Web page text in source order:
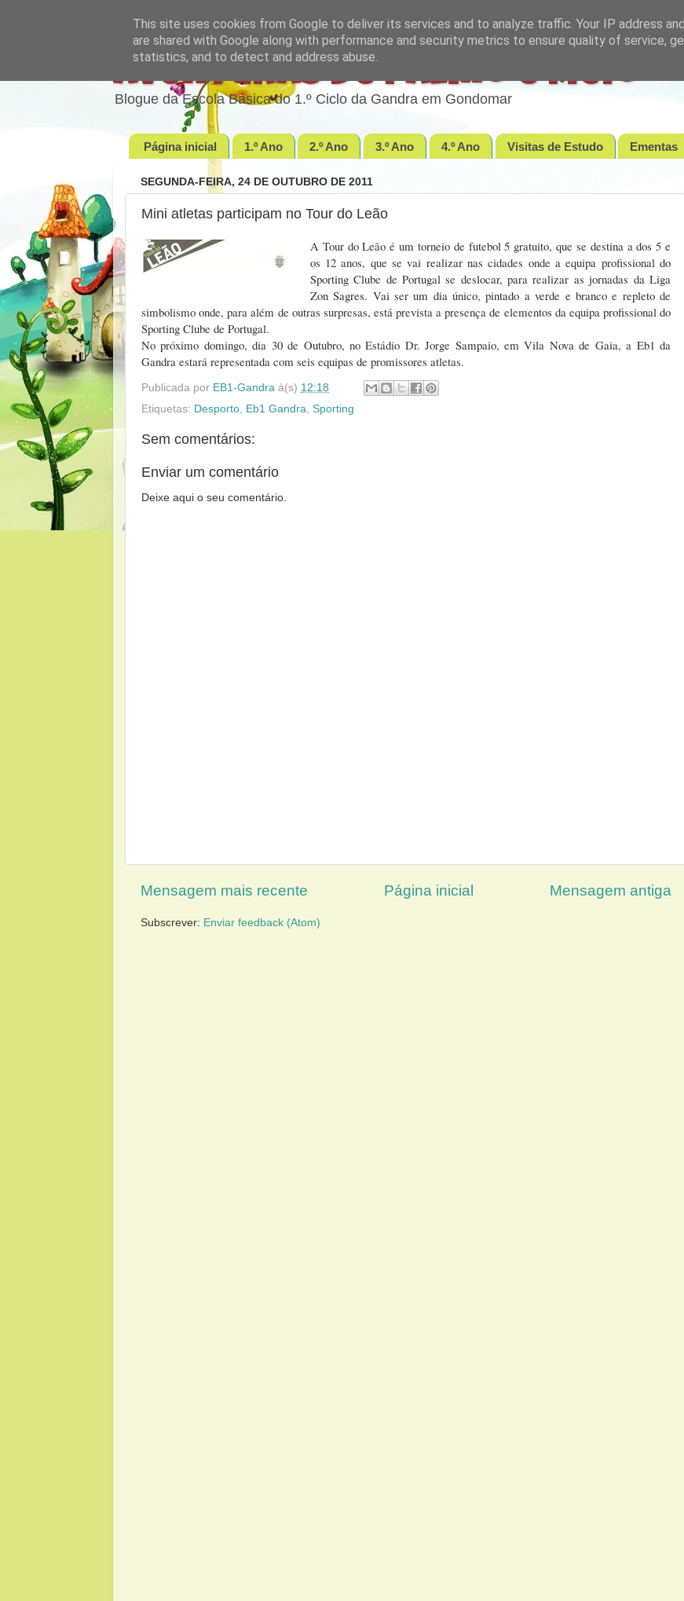
Aventuras de Palmo e Meio
Blogue da Escola Básica do 1.º Ciclo da Gandra em Gondomar
Página inicial 1.º Ano 2.º Ano 3.º Ano 4.º Ano Visitas de Estudo Ementas
SEGUNDA-FEIRA, 24 DE OUTUBRO DE 2011
Mini atletas participam no Tour do Leão
A Tour do Leão é um torneio de futebol 5 gratuito, que se destina a dos 5 e
os 12 anos, que se vai realizar nas cidades onde a equipa profissional do
Sporting Clube de Portugal se deslocar, para realizar as jornadas da Liga
Zon Sagres. Vai ser um dia único, pintado a verde e branco e repleto de
simbolismo onde, para além de outras surpresas, está prevista a presença de elementos da equipa profissional do
Sporting Clube de Portugal.
No próximo domingo, dia 30 de Outubro, no Estádio Dr. Jorge Sampaio, em Vila Nova de Gaia, a Eb1 da
Gandra estará representada com seis equipas de promissores atletas.
Publicada por EB1-Gandra à(s) 12:18
Etiquetas: Desporto, Eb1 Gandra, Sporting
Sem comentários:
Enviar um comentário
Deixe aqui o seu comentário.
Mensagem mais recente Mensagem antiga
Página inicial
Subscrever: Enviar feedback (Atom)
This site uses cookies from Google to deliver its services and to analyze traffic. Your IP address
are shared with Google along with performance and security metrics to ensure quality of service,
statistics, and to detect and address abuse.